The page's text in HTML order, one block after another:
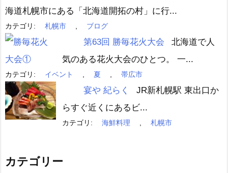
海道札幌市にある「北海道開拓の村」に行...
カテゴリ: 札幌市 , ブログ
第63回 勝毎花火大会
北海道で人
気のある花火大会のひとつ。 一...
カテゴリ: イベント , 夏 , 帯広市
宴や 紀らく
JR新札幌駅 東出口か
らすぐ近くにあるビ...
カテゴリ: 海鮮料理 , 札幌市
カテゴリー